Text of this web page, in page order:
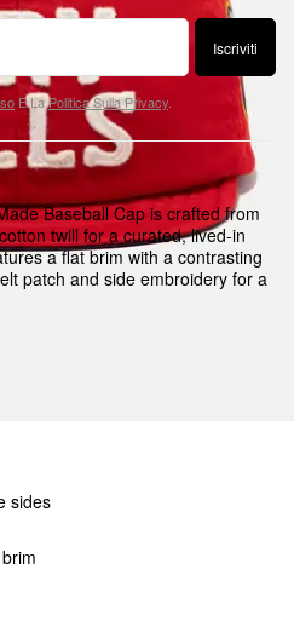
Iscriviti
E LaPolitica Sulla Privacy
Baseball Cap is crafted from
twill for a curated, lived-in
a flat brim with a contrasting
patch and side embroidery for a
sides